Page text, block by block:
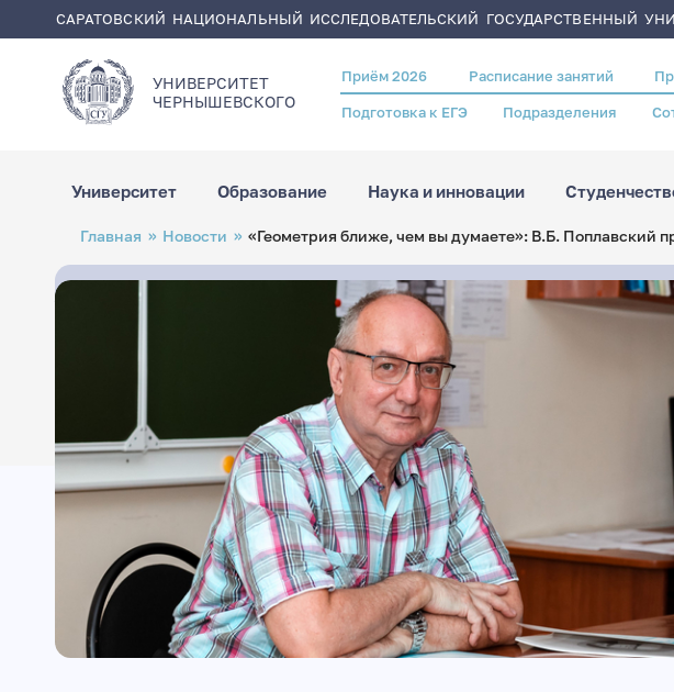
содержанию
САРАТОВСКИЙ НАЦИОНАЛЬНЫЙ ИССЛЕДОВАТЕЛЬСКИЙ ГОСУДАРСТВЕННЫЙ
УНИВЕРСИТЕТ
ЧЕРНЫШЕВСКОГO
Header
menu
Приём 2026 Расписание занятий
Подготовка к ЕГЭ Подразделения
Университет Образование Наука и инновации
Строка
навигации
Главная Новости «Геометрия ближе, чем вы думаете»: В.Б. Поплавский